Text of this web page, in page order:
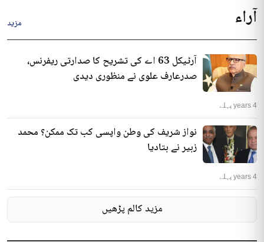
آراء مزید
آرٹیکل 63 اے کی تشریح کا صدارتی ریفرنس،
صدرعارف علوی نے منظوری دیدی
4 years پہلے
نواز شریف کی وطن واپسی کب تک ممکن؟ محمد
زبیر نے بتادیا
4 years پہلے
مزید کالم پڑھیں